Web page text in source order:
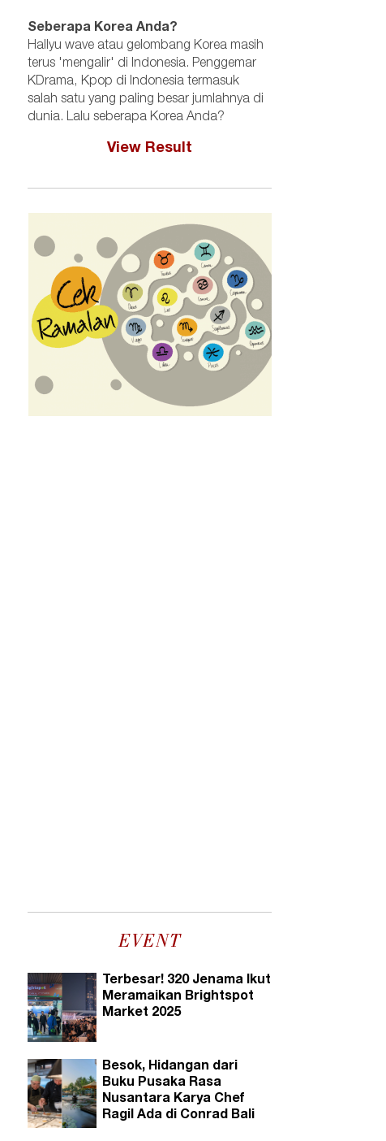
Leng Saap dan Pla Sam
Seberapa Korea Anda?
Hallyu wave atau gelombang Korea masih
terus 'mengalir' di Indonesia. Penggemar
KDrama, Kpop di Indonesia termasuk
salah satu yang paling besar jumlahnya di
dunia. Lalu seberapa Korea Anda?
View Result
EVENT
Terbesar! 320 Jenama Ikut
Meramaikan Brightspot
Market 2025
Besok, Hidangan dari
Buku Pusaka Rasa
Nusantara Karya Chef
Ragil Ada di Conrad Bali